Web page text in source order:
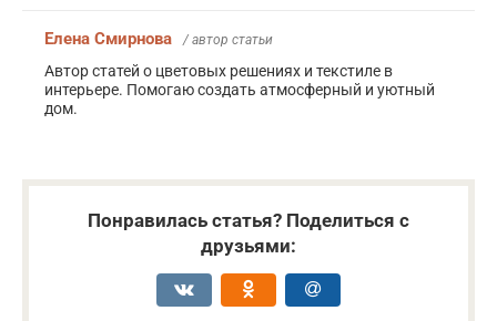
Елена Смирнова / автор статьи
Автор статей о цветовых решениях и текстиле в
интерьере. Помогаю создать атмосферный и уютный
дом.
Понравилась статья? Поделиться с
друзьями: